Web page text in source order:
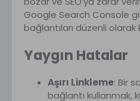
Google Search Console
bağlantıları düzenli
Yaygın Hatalar
Aşırı Linkleme: Bir
bağlantı kullanmak,